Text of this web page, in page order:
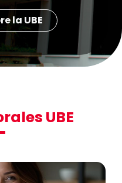
la UBE
UBE